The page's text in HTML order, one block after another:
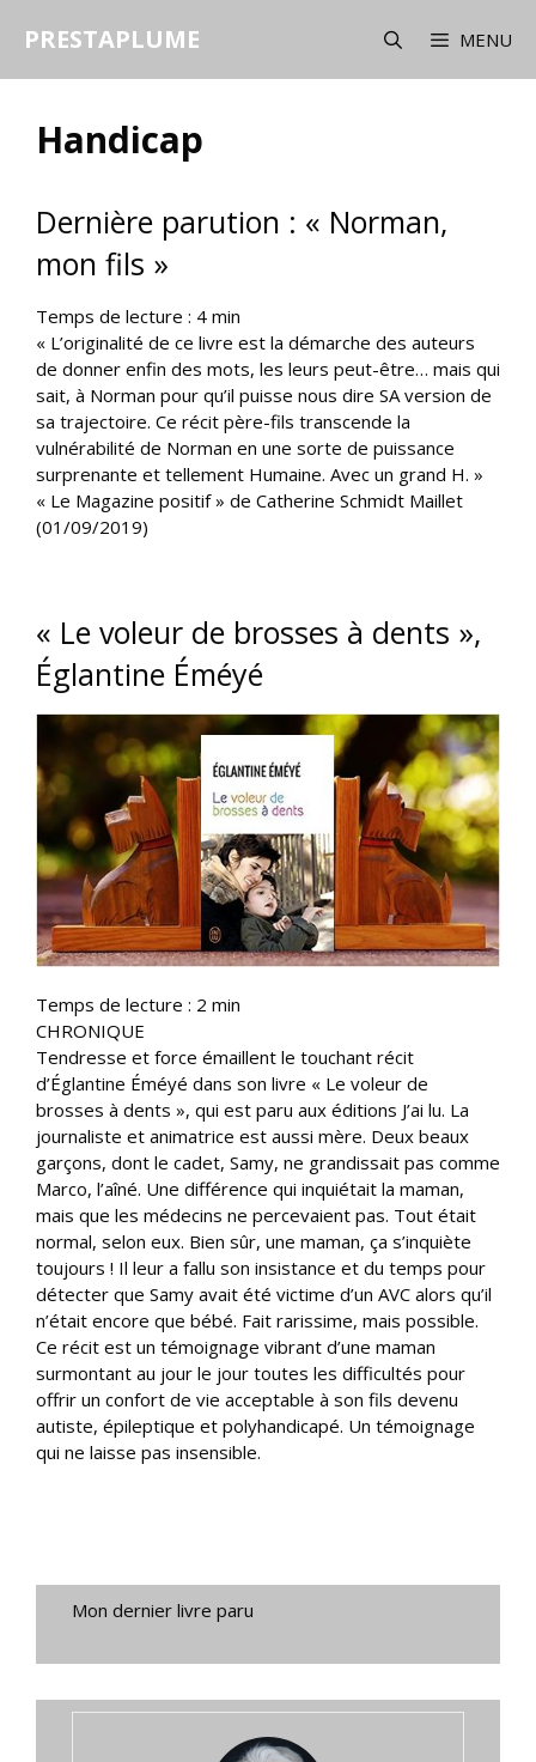
PRESTAPLUME MENU
Handicap
Dernière parution : « Norman,
mon fils »
Temps de lecture : 4 min
« L’originalité de ce livre est la démarche des auteurs
de donner enfin des mots, les leurs peut-être… mais qui
sait, à Norman pour qu’il puisse nous dire SA version de
sa trajectoire. Ce récit père-fils transcende la
vulnérabilité de Norman en une sorte de puissance
surprenante et tellement Humaine. Avec un grand H. »
« Le Magazine positif » de Catherine Schmidt Maillet
(01/09/2019)
« Le voleur de brosses à dents »,
Églantine Éméyé
Temps de lecture : 2 min
CHRONIQUE
Tendresse et force émaillent le touchant récit
d’Églantine Éméyé dans son livre « Le voleur de
brosses à dents », qui est paru aux éditions J’ai lu. La
journaliste et animatrice est aussi mère. Deux beaux
garçons, dont le cadet, Samy, ne grandissait pas comme
Marco, l’aîné. Une différence qui inquiétait la maman,
mais que les médecins ne percevaient pas. Tout était
normal, selon eux. Bien sûr, une maman, ça s’inquiète
toujours ! Il leur a fallu son insistance et du temps pour
détecter que Samy avait été victime d’un AVC alors qu’il
n’était encore que bébé. Fait rarissime, mais possible.
Ce récit est un témoignage vibrant d’une maman
surmontant au jour le jour toutes les difficultés pour
offrir un confort de vie acceptable à son fils devenu
autiste, épileptique et polyhandicapé. Un témoignage
qui ne laisse pas insensible.
Mon dernier livre paru